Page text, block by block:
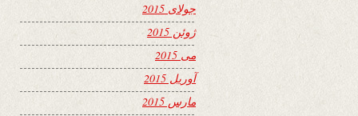
جولای 2015
ژوئن 2015
می 2015
آوریل 2015
مارس 2015